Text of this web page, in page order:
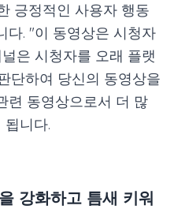
긍정적인 사용자 행동
다. "이 동영상은 시청자
은 시청자를 오래 플랫
단하여 당신의 동영상을
련 동영상으로서 더 많
니다.
강화하고 틈새 키워